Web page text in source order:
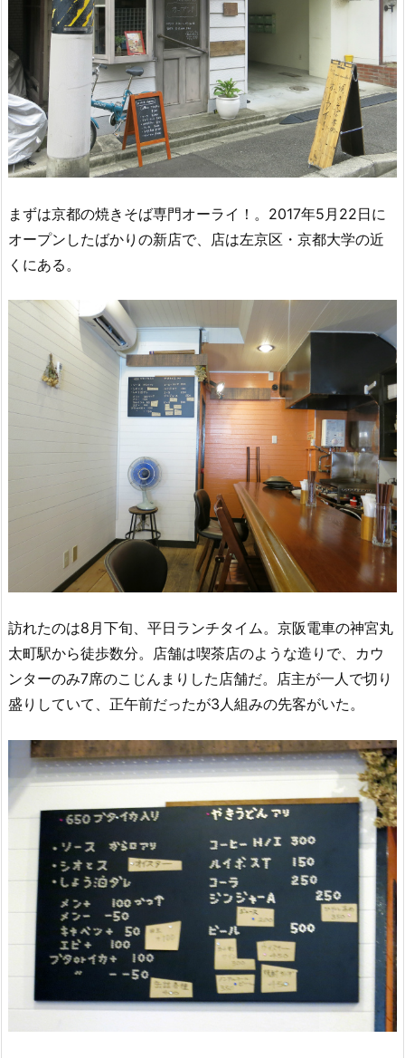
まずは京都の焼きそば専門オーライ！。2017年5月22日に
オープンしたばかりの新店で、店は左京区・京都大学の近
くにある。
訪れたのは8月下旬、平日ランチタイム。京阪電車の神宮丸
太町駅から徒歩数分。店舗は喫茶店のような造りで、カウ
ンターのみ7席のこじんまりした店舗だ。店主が一人で切り
盛りしていて、正午前だったが3人組みの先客がいた。